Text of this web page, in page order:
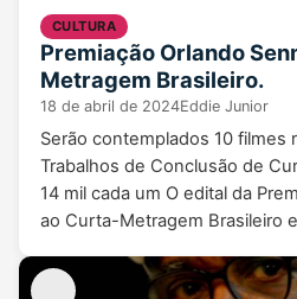
CULTURA
Premiação Orlando
Metragem Brasileiro.
18 de abril de 2024Eddie Junior
Serão contemplados 10 filmes
Trabalhos de Conclusão de
14 mil cada um O edital da
ao Curta-Metragem Brasileiro